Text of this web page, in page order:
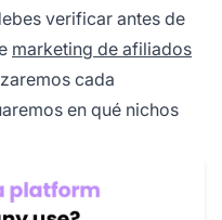
verificar antes de
marketing de afiliados
cada
en qué nichos